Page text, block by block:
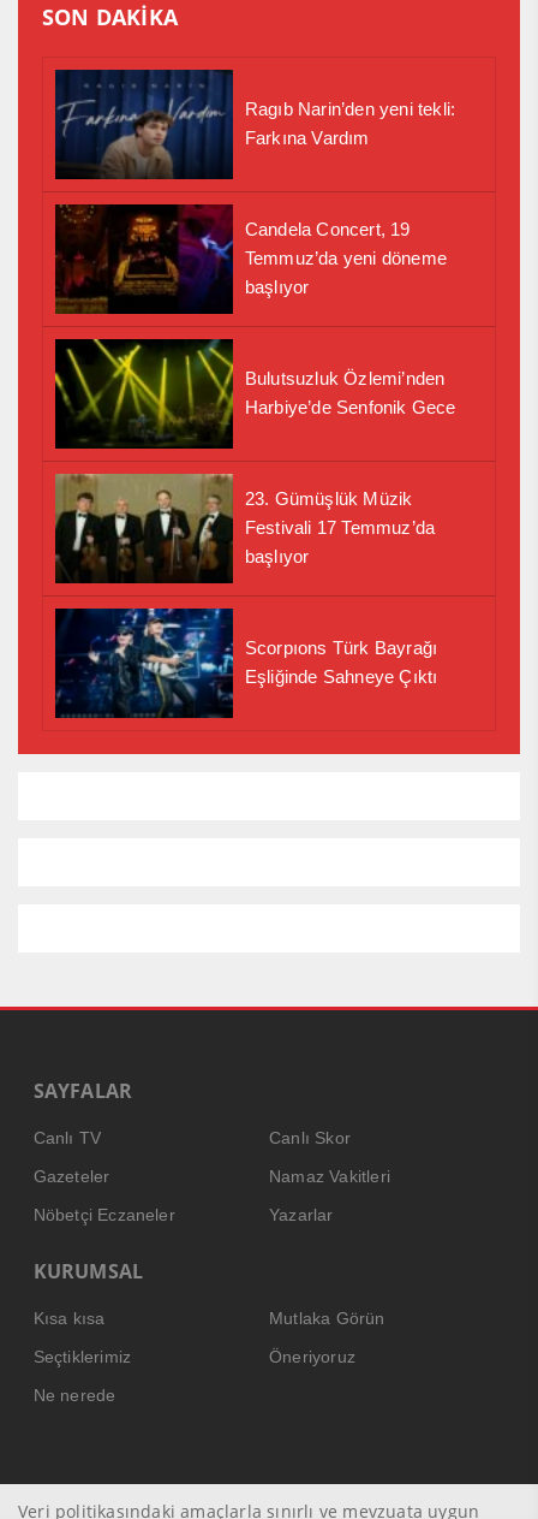
SON DAKİKA
Ragıb Narin’den yeni tekli:
Farkına Vardım
Candela Concert, 19
Temmuz’da yeni döneme
başlıyor
Bulutsuzluk Özlemi’nden
Harbiye’de Senfonik Gece
23. Gümüşlük Müzik
Festivali 17 Temmuz’da
başlıyor
Scorpıons Türk Bayrağı
Eşliğinde Sahneye Çıktı
SAYFALAR
Canlı TV
Canlı Skor
Gazeteler
Namaz Vakitleri
Nöbetçi Eczaneler
Yazarlar
KURUMSAL
Kısa kısa
Mutlaka Görün
Seçtiklerimiz
Öneriyoruz
Ne nerede
Veri politikasındaki amaçlarla sınırlı ve mevzuata uygun